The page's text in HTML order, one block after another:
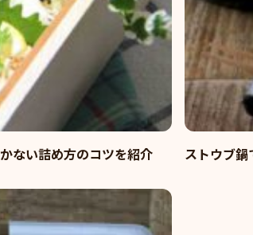
ない詰め方のコツを紹介 ストウブ